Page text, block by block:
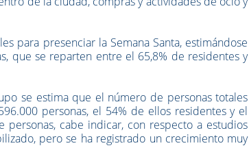
para presenciar la Semana Santa, estimándose
que se reparten entre el 65,8% de residentes y
se estima que el número de personas totales
personas, el 54% de ellos residentes y el
cabe indicar, con respecto a estudios
pero se ha registrado un crecimiento muy